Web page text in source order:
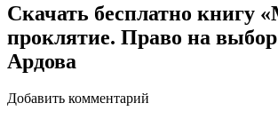
Скачать бесплатно книгу
проклятие. Право на
Ардова
Добавить комментарий